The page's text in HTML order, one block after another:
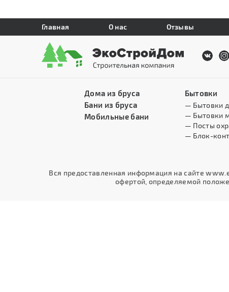
Главная О нас Отзывы
Дома из бруса
Бани из бруса
Мобильные бани
Бытовки
— Бытовки
— Бытовки
— Посты
— Блок-
Вся предоставленная информация на сайте
офертой, определяемой